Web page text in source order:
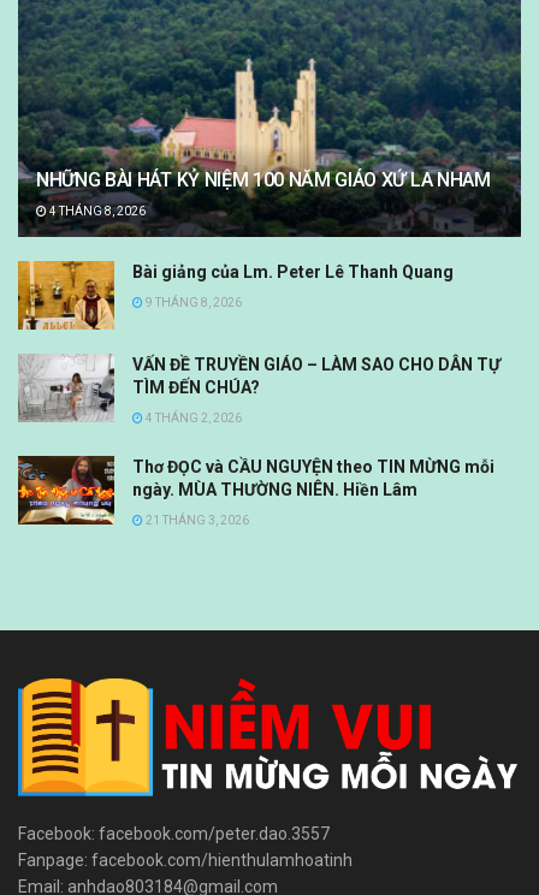
NHỮNG BÀI HÁT KỶ NIỆM 100 NĂM GIÁO XỨ LA NHAM
4 THÁNG 8, 2026
Bài giảng của Lm. Peter Lê Thanh Quang
9 THÁNG 8, 2026
VẤN ĐỀ TRUYỀN GIÁO – LÀM SAO CHO DÂN TỰ
TÌM ĐẾN CHÚA?
4 THÁNG 2, 2026
Thơ ĐỌC và CẦU NGUYỆN theo TIN MỪNG mỗi
ngày. MÙA THƯỜNG NIÊN. Hiền Lâm
21 THÁNG 3, 2026
Facebook: facebook.com/peter.dao.3557
Fanpage: facebook.com/hienthulamhoatinh
Email: anhdao803184@gmail.com